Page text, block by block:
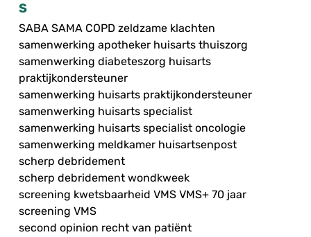
S
SABA SAMA COPD zeldzame klachten
samenwerking apotheker huisarts thuiszorg
samenwerking diabeteszorg huisarts
praktijkondersteuner
samenwerking huisarts praktijkondersteuner
samenwerking huisarts specialist
samenwerking huisarts specialist oncologie
samenwerking meldkamer huisartsenpost
scherp debridement
scherp debridement wondkweek
screening kwetsbaarheid VMS VMS+ 70 jaar
screening VMS
second opinion recht van patiënt